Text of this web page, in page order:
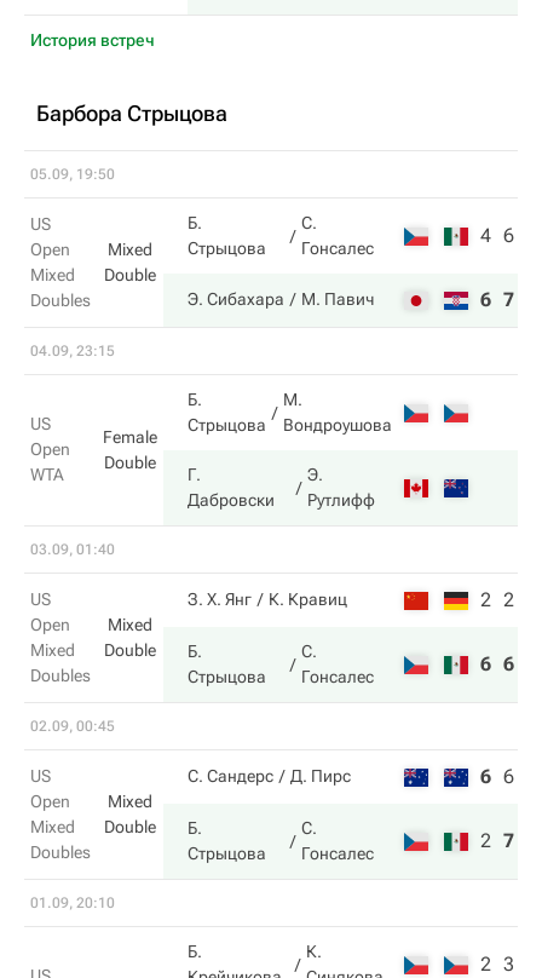
История встреч
Барбора Стрыцова
05.09, 19:50
US
Open
Mixed
Doubles
Mixed
Double
Б.
Стрыцова
С.
Гонсалес
4 6
Э. Сибахара М. Павич 6 7
04.09, 23:15
US
Open
WTA
Female
Double
Б.
Стрыцова
М.
Вондроушова
Г.
Дабровски
Э.
Рутлифф
03.09, 01:40
US
Open
Mixed
Doubles
Mixed
Double
З. Х. Янг К. Кравиц 2 2
Б.
Стрыцова
С.
Гонсалес
6 6
02.09, 00:45
US
Open
Mixed
Doubles
Mixed
Double
С. Сандерс Д. Пирс 6 6
Б.
Стрыцова
С.
Гонсалес
2 7
01.09, 20:10
Б.
К.
2 3